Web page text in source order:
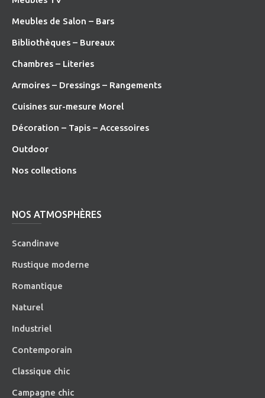
Meubles de Salon – Bars
Bibliothèques – Bureaux
Chambres – Literies
Armoires – Dressings – Rangements
Cuisines sur-mesure Morel
Décoration – Tapis – Accessoires
Outdoor
Nos collections
NOS ATMOSPHÈRES
Scandinave
Rustique moderne
Romantique
Naturel
Industriel
Contemporain
Classique chic
Campagne chic